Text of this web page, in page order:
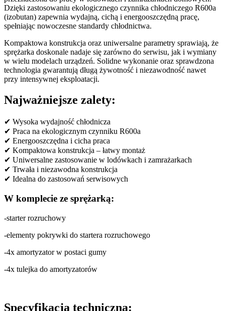
Dzięki zastosowaniu ekologicznego czynnika chłodniczego R600a
(izobutan) zapewnia wydajną, cichą i energooszczędną pracę,
spełniając nowoczesne standardy chłodnictwa.
Kompaktowa konstrukcja oraz uniwersalne parametry sprawiają, że
sprężarka doskonale nadaje się zarówno do serwisu, jak i wymiany
w wielu modelach urządzeń. Solidne wykonanie oraz sprawdzona
technologia gwarantują długą żywotność i niezawodność nawet
przy intensywnej eksploatacji.
Najważniejsze zalety:
✔ Wysoka wydajność chłodnicza
✔ Praca na ekologicznym czynniku R600a
✔ Energooszczędna i cicha praca
✔ Kompaktowa konstrukcja – łatwy montaż
✔ Uniwersalne zastosowanie w lodówkach i zamrażarkach
✔ Trwała i niezawodna konstrukcja
✔ Idealna do zastosowań serwisowych
W komplecie ze sprężarką:
-starter rozruchowy
-elementy pokrywki do startera rozruchowego
-4x amortyzator w postaci gumy
-4x tulejka do amortyzatorów
Specyfikacja techniczna: